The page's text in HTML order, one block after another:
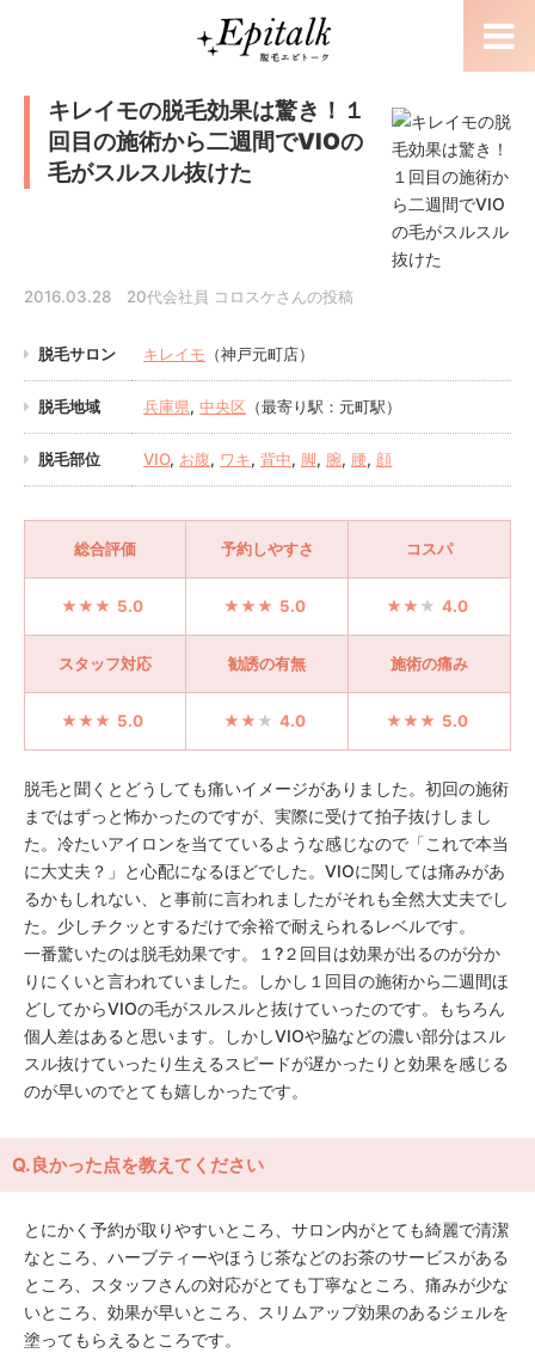
キレイモの脱毛効果は驚き！１
回目の施術から二週間でVIOの
毛がスルスル抜けた
2016.03.28 20代会社員 コロスケさんの投稿
脱毛サロン キレイモ （神戸元町店）
脱毛地域 兵庫県, 中央区 （最寄り駅：元町駅）
脱毛部位 VIO, お腹, ワキ, 背中, 脚, 腕, 腰, 顔
総合評価 予約しやすさ コスパ
5.0 5.0 4.0
スタッフ対応 勧誘の有無 施術の痛み
5.0 4.0 5.0
脱毛と聞くとどうしても痛いイメージがありました。初回の施術
まではずっと怖かったのですが、実際に受けて拍子抜けしまし
た。冷たいアイロンを当てているような感じなので「これで本当
に大丈夫？」と心配になるほどでした。VIOに関しては痛みがあ
るかもしれない、と事前に言われましたがそれも全然大丈夫でし
た。少しチクッとするだけで余裕で耐えられるレベルです。
一番驚いたのは脱毛効果です。１?２回目は効果が出るのが分か
りにくいと言われていました。しかし１回目の施術から二週間ほ
どしてからVIOの毛がスルスルと抜けていったのです。もちろん
個人差はあると思います。しかしVIOや脇などの濃い部分はスル
スル抜けていったり生えるスピードが遅かったりと効果を感じる
のが早いのでとても嬉しかったです。
Q.良かった点を教えてください
とにかく予約が取りやすいところ、サロン内がとても綺麗で清潔
なところ、ハーブティーやほうじ茶などのお茶のサービスがある
ところ、スタッフさんの対応がとても丁寧なところ、痛みが少な
いところ、効果が早いところ、スリムアップ効果のあるジェルを
塗ってもらえるところです。